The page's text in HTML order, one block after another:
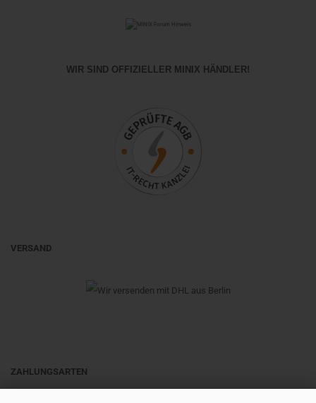
WIR SIND OFFIZIELLER MINIX HÄNDLER!
VERSAND
ZAHLUNGSARTEN